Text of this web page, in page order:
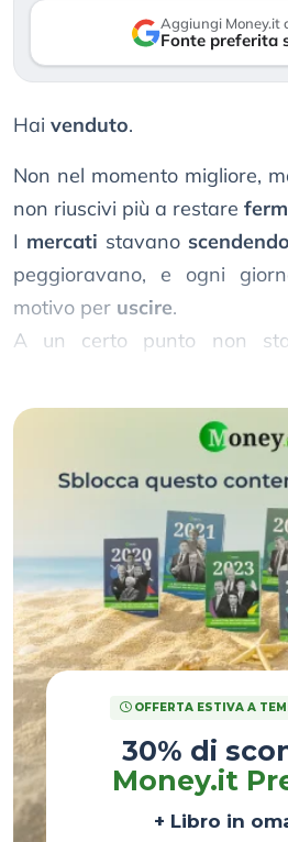
Aggiungi Money.it
Fonte preferita
Hai venduto.
Non nel momento migliore,
non riuscivi più a restare
I mercati stavano scendendo
peggioravano, e ogni
motivo per uscire.
A un certo punto non
OFFERTA ESTIVA A
30% di
Money.it
+ Libro in